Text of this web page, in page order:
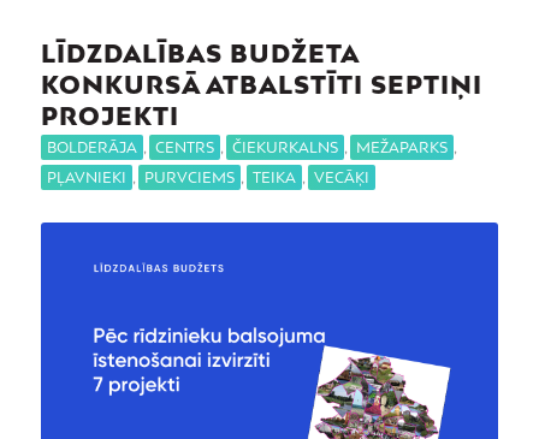
LĪDZDALĪBAS BUDŽETA
KONKURSĀ ATBALSTĪTI SEPTIŅI
PROJEKTI
BOLDERĀJA , CENTRS , ČIEKURKALNS , MEŽAPARKS ,
PĻAVNIEKI , PURVCIEMS , TEIKA , VECĀĶI